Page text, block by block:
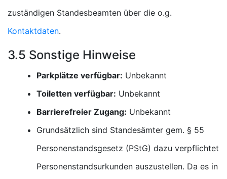
zuständigen Standesbeamten über die o.g.
Kontaktdaten.
3.5 Sonstige Hinweise
Parkplätze verfügbar: Unbekannt
Toiletten verfügbar: Unbekannt
Barrierefreier Zugang: Unbekannt
Grundsätzlich sind Standesämter gem. § 55
Personenstandsgesetz (PStG) dazu verpflichtet
Personenstandsurkunden auszustellen. Da es in